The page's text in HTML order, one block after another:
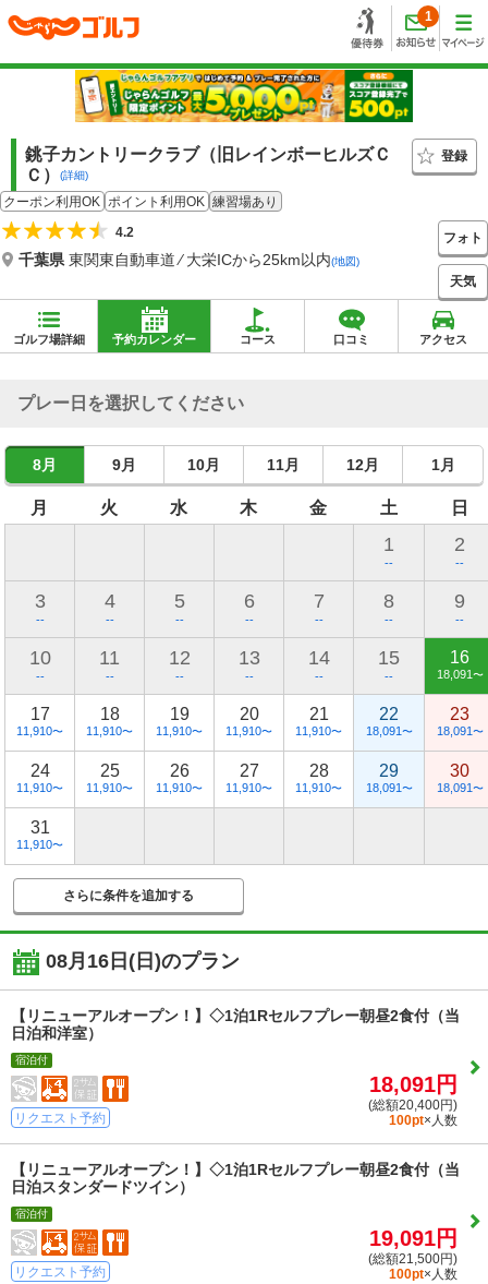
1
銚子カントリークラブ（旧レインボーヒルズＣ
Ｃ）
(詳細)
登録
クーポン利用OK ポイント利用OK 練習場あり
4.2
千葉県東関東自動車道 ⁄ 大栄ICから25km以内(地図)
フォト
天気
ゴルフ場詳細 予約カレンダー コース 口コミ アクセス
プレー日を選択してください
8月 9月 10月 11月 12月 1月
月 火 水 木 金 土 日
1
--
2
--
3
--
4
--
5
--
6
--
7
--
8
--
9
--
10
--
11
--
12
--
13
--
14
--
15
--
16
18,091〜
17
11,910〜
18
11,910〜
19
11,910〜
20
11,910〜
21
11,910〜
22
18,091〜
23
18,091〜
24
11,910〜
25
11,910〜
26
11,910〜
27
11,910〜
28
11,910〜
29
18,091〜
30
18,091〜
31
11,910〜
さらに条件を追加する
08月16日(日)のプラン
【リニューアルオープン！】◇1泊1Rセルフプレー朝昼2食付（当
日泊和洋室）
宿泊付
リクエスト予約
18,091円
(総額20,400円)
100pt×人数
【リニューアルオープン！】◇1泊1Rセルフプレー朝昼2食付（当
日泊スタンダードツイン）
宿泊付
リクエスト予約
19,091円
(総額21,500円)
100pt×人数